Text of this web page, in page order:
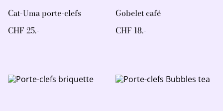
Cat-Uma porte-clefs
CHF 25.-
Gobelet café
CHF 18.-